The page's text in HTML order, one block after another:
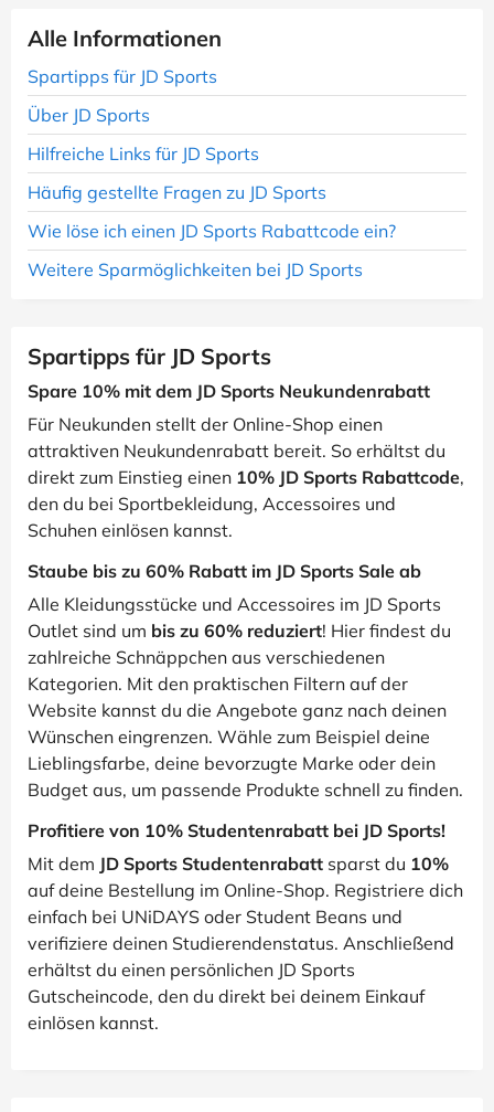
Alle Informationen
Spartipps für JD Sports
Über JD Sports
Hilfreiche Links für JD Sports
Häufig gestellte Fragen zu JD Sports
Wie löse ich einen JD Sports Rabattcode ein?
Weitere Sparmöglichkeiten bei JD Sports
Spartipps für JD Sports
Spare 10% mit dem JD Sports Neukundenrabatt
Für Neukunden stellt der Online-Shop einen
attraktiven Neukundenrabatt bereit. So erhältst du
direkt zum Einstieg einen 10% JD Sports Rabattcode,
den du bei Sportbekleidung, Accessoires und
Schuhen einlösen kannst.
Staube bis zu 60% Rabatt im JD Sports Sale ab
Alle Kleidungsstücke und Accessoires im JD Sports
Outlet sind um bis zu 60% reduziert! Hier findest du
zahlreiche Schnäppchen aus verschiedenen
Kategorien. Mit den praktischen Filtern auf der
Website kannst du die Angebote ganz nach deinen
Wünschen eingrenzen. Wähle zum Beispiel deine
Lieblingsfarbe, deine bevorzugte Marke oder dein
Budget aus, um passende Produkte schnell zu finden.
Profitiere von 10% Studentenrabatt bei JD Sports!
Mit dem JD Sports Studentenrabatt sparst du 10%
auf deine Bestellung im Online-Shop. Registriere dich
einfach bei UNiDAYS oder Student Beans und
verifiziere deinen Studierendenstatus. Anschließend
erhältst du einen persönlichen JD Sports
Gutscheincode, den du direkt bei deinem Einkauf
einlösen kannst.